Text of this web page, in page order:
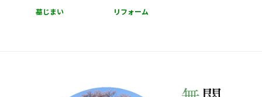
墓じまい リフォーム